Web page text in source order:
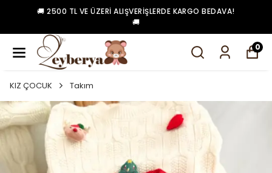
🚚 2500 TL VE ÜZERI ALIŞVERIŞLERDE KARGO BEDAVA!
🚚
0
KIZ ÇOCUK Takım